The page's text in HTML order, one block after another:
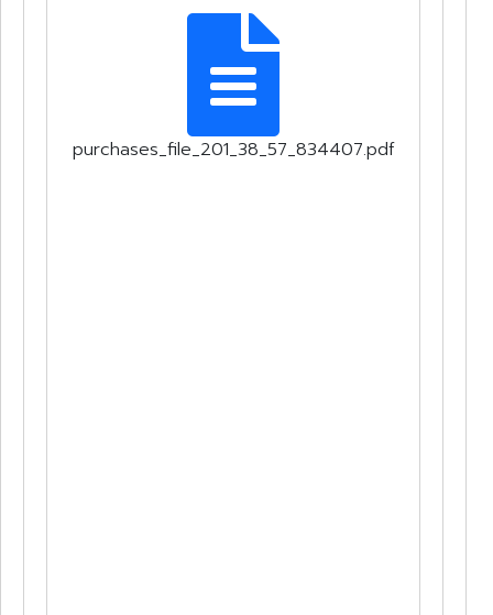
purchases_file_201_38_57_834407.pdf